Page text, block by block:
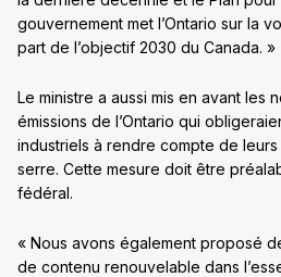
gouvernement met l’Ontario sur la
part de l’objectif 2030 du Canada. »
Le ministre a aussi mis en avant les
émissions de l’Ontario qui
industriels à rendre compte de
serre. Cette mesure doit être
fédéral.
« Nous avons également proposé
de contenu renouvelable dans